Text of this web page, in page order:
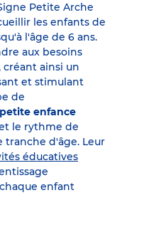
Petite Arche
les enfants de
l'âge de 6 ans.
aux besoins
ainsi un
et stimulant
de
enfance
le rythme de
d'âge. Leur
éducatives
enfant